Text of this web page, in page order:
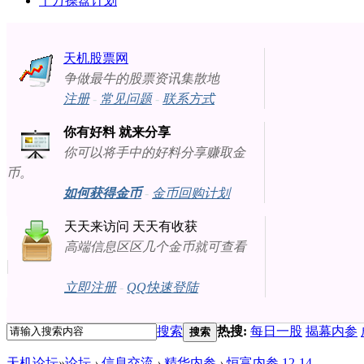
天机股票网
争做最牛的股票资讯集散地
注册- 常见问题- 联系方式
你有好料 就来分享
你可以将手中的好料分享赚取金
币。
如何获得金币- 金币回购计划
天天来访问 天天有收获
高端信息区区几个金币就可查看
立即注册- QQ快速登陆
搜索 搜索 热搜: 每日一股 揭幕内参